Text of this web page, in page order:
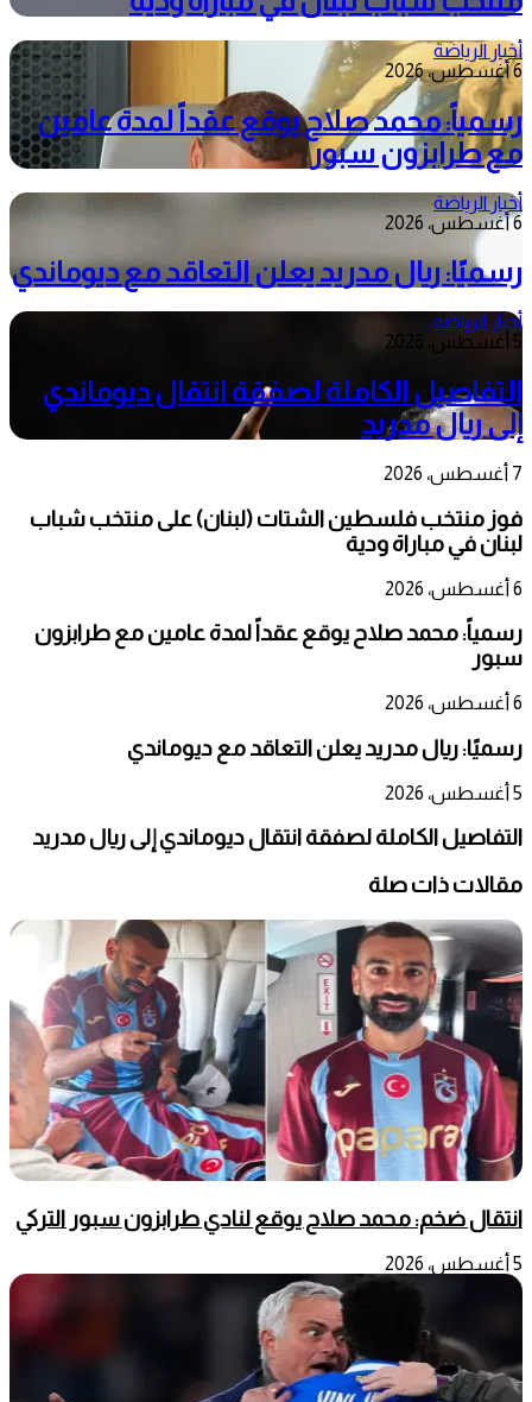
أخبار الرياضة
6 أغسطس، 2026
رسمياً: محمد صلاح يوقع عقداً لمدة عامين
مع طرابزون سبور
أخبار الرياضة
6 أغسطس، 2026
رسميًا: ريال مدريد يعلن التعاقد مع ديوماندي
أخبار الرياضة
5 أغسطس، 2026
التفاصيل الكاملة لصفقة انتقال ديوماندي
إلى ريال مدريد
7 أغسطس، 2026
فوز منتخب فلسطين الشتات (لبنان) على منتخب شباب
لبنان في مباراة ودية
6 أغسطس، 2026
رسمياً: محمد صلاح يوقع عقداً لمدة عامين مع طرابزون
سبور
6 أغسطس، 2026
رسميًا: ريال مدريد يعلن التعاقد مع ديوماندي
5 أغسطس، 2026
التفاصيل الكاملة لصفقة انتقال ديوماندي إلى ريال مدريد
مقالات ذات صلة
انتقال ضخم: محمد صلاح يوقع لنادي طرابزون سبور التركي
5 أغسطس، 2026